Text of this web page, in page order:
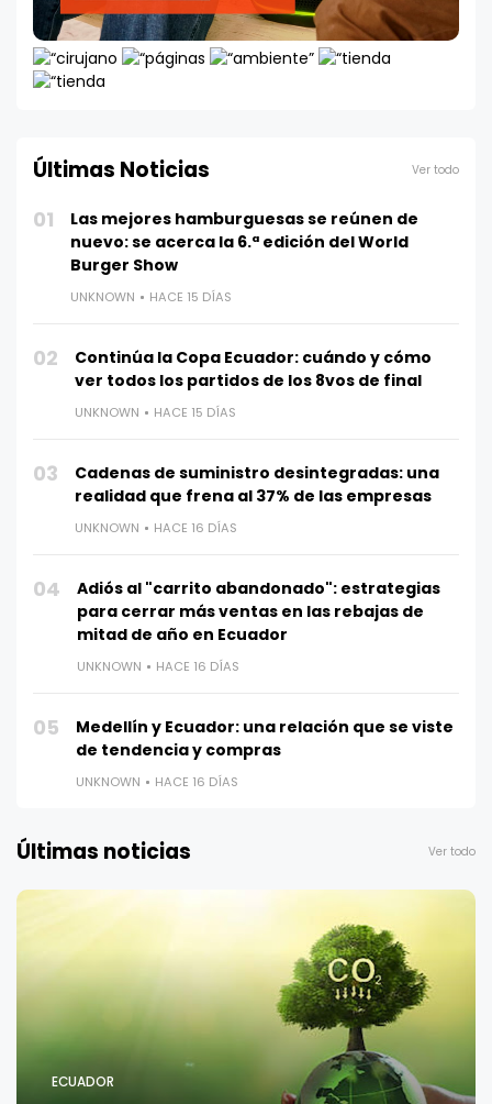
Últimas Noticias Ver todo
01
Las mejores hamburguesas se reúnen de
nuevo: se acerca la 6.ª edición del World
Burger Show
UNKNOWN HACE 15 DÍAS
02
Continúa la Copa Ecuador: cuándo y cómo
ver todos los partidos de los 8vos de final
UNKNOWN HACE 15 DÍAS
03
Cadenas de suministro desintegradas: una
realidad que frena al 37% de las empresas
UNKNOWN HACE 16 DÍAS
04
Adiós al "carrito abandonado": estrategias
para cerrar más ventas en las rebajas de
mitad de año en Ecuador
UNKNOWN HACE 16 DÍAS
05
Medellín y Ecuador: una relación que se viste
de tendencia y compras
UNKNOWN HACE 16 DÍAS
Últimas noticias Ver todo
ECUADOR